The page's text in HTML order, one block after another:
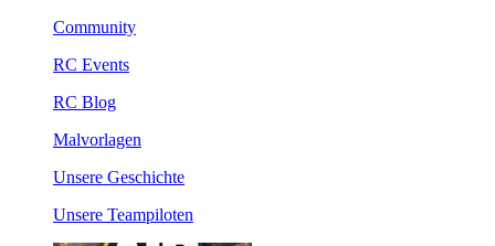
Community
RC Events
RC Blog
Malvorlagen
Unsere Geschichte
Unsere Teampiloten